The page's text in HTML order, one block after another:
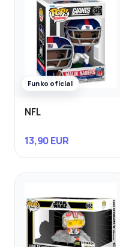
Funko oficial
NFL
13,90 EUR